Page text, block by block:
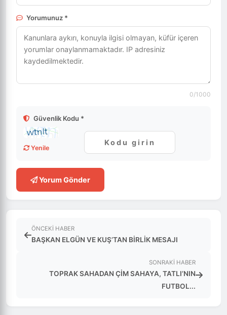
Yorumunuz *
0/1000
Güvenlik Kodu *
Yenile
Yorum Gönder
ÖNCEKI HABER
BAŞKAN ELGÜN VE KUŞ’TAN BİRLİK MESAJI
SONRAKI HABER
TOPRAK SAHADAN ÇİM SAHAYA, TATLI’NIN
FUTBOL...